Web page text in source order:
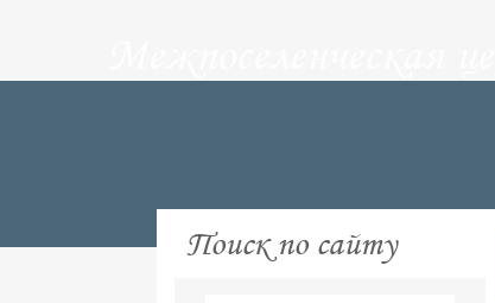
Поиск по сайту